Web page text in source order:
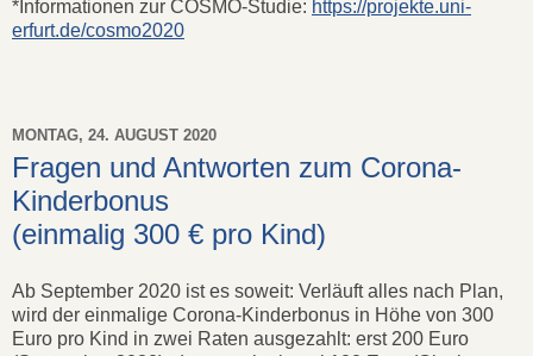
*Informationen zur COSMO-Studie: https://projekte.uni-
erfurt.de/cosmo2020
MONTAG, 24. AUGUST 2020
Fragen und Antworten zum Corona-
Kinderbonus
(einmalig 300 € pro Kind)
Ab September 2020 ist es soweit: Verläuft alles nach Plan,
wird der einmalige Corona-Kinderbonus in Höhe von 300
Euro pro Kind in zwei Raten ausgezahlt: erst 200 Euro